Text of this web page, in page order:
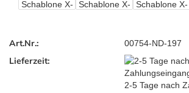
Art.Nr.: 00754-ND-197
Lieferzeit:
2-5 Tage nach